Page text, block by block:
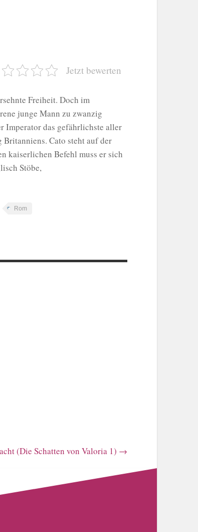
Jetzt bewerten
Freiheit. Doch im
junge Mann zu zwanzig
Imperator das gefährlichste aller
Britanniens. Cato steht auf der
kaiserlichen Befehl muss er sich
Stöbe,
Rom
(Die Schatten von Valoria 1) →